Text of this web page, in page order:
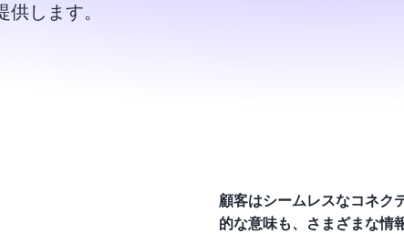
します。
顧客はシームレスなコネク
的な意味も、さまざまな情